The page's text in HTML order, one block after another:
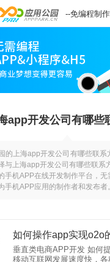
--免编程制
海app开发公司有哪些
的上海app开发公司有哪些联系
与上海app开发公司有哪些联系
手机APP在线开发制作平台，无
手机APP应用的制作者和发布者。
垂直类电商APP开发 如何
移动互联网发展速度快，各